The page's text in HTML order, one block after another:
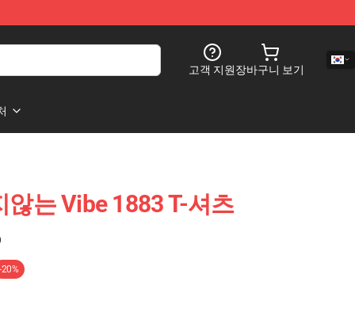
고객 지원장바구니 보기
는 Vibe 1883 T-셔츠
-20%